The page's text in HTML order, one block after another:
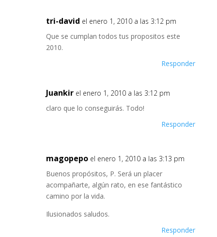
tri-david el enero 1, 2010 a las 3:12 pm
Que se cumplan todos tus propositos este
2010.
Responder
Juankir el enero 1, 2010 a las 3:12 pm
claro que lo conseguirás. Todo!
Responder
magopepo el enero 1, 2010 a las 3:13 pm
Buenos propósitos, P. Será un placer
acompañarte, algún rato, en ese fantástico
camino por la vida.
Ilusionados saludos.
Responder